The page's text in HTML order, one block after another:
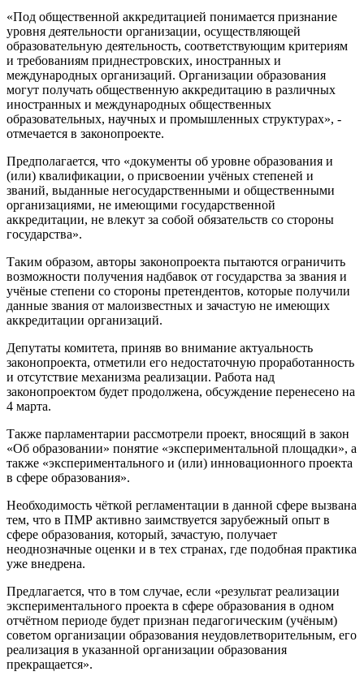
«Под общественной аккредитацией понимается признание
уровня деятельности организации, осуществляющей
образовательную деятельность, соответствующим критериям
и требованиям приднестровских, иностранных и
международных организаций. Организации образования
могут получать общественную аккредитацию в различных
иностранных и международных общественных
образовательных, научных и промышленных структурах», -
отмечается в законопроекте.
Предполагается, что «документы об уровне образования и
(или) квалификации, о присвоении учёных степеней и
званий, выданные негосударственными и общественными
организациями, не имеющими государственной
аккредитации, не влекут за собой обязательств со стороны
государства».
Таким образом, авторы законопроекта пытаются ограничить
возможности получения надбавок от государства за звания и
учёные степени со стороны претендентов, которые получили
данные звания от малоизвестных и зачастую не имеющих
аккредитации организаций.
Депутаты комитета, приняв во внимание актуальность
законопроекта, отметили его недостаточную проработанность
и отсутствие механизма реализации. Работа над
законопроектом будет продолжена, обсуждение перенесено на
4 марта.
Также парламентарии рассмотрели проект, вносящий в закон
«Об образовании» понятие «экспериментальной площадки», а
также «экспериментального и (или) инновационного проекта
в сфере образования».
Необходимость чёткой регламентации в данной сфере вызвана
тем, что в ПМР активно заимствуется зарубежный опыт в
сфере образования, который, зачастую, получает
неоднозначные оценки и в тех странах, где подобная практика
уже внедрена.
Предлагается, что в том случае, если «результат реализации
экспериментального проекта в сфере образования в одном
отчётном периоде будет признан педагогическим (учёным)
советом организации образования неудовлетворительным, его
реализация в указанной организации образования
прекращается».